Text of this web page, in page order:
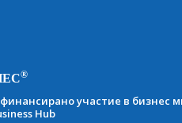
®
участие в бизнес
Hub